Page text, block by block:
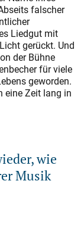
falscher
Liedgut mit
gerückt. Und
der Bühne
für viele
geworden.
eine Zeit lang in
wie
Musik